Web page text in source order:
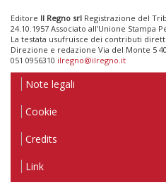
Editore Il Regno srl Registrazione del
24.10.1957 Associato all’Unione Stampa
La testata usufruisce dei contributi
Direzione e redazione Via del Monte 5
051 0956310 ilregno@ilregno.it
Note legali
Cookie
Credits
Link